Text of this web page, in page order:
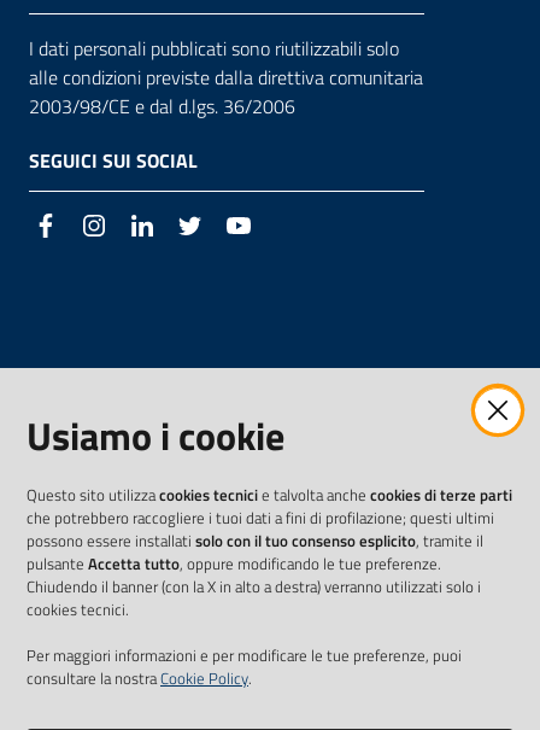
I dati personali pubblicati sono riutilizzabili solo
alle condizioni previste dalla direttiva comunitaria
2003/98/CE e dal d.lgs. 36/2006
SEGUICI SUI SOCIAL
FacebookInstagramLinkedIn Twitter
Usiamo i cookie
Questo sito utilizzacookies tecnicie talvolta anche cookies di terze parti
che potrebbero raccogliere i tuoi dati a fini di profilazione; questi ultimi
possono essere installati solo con il tuo consenso esplicito, tramite il
pulsante Accetta tutto, oppure modificando le tue preferenze.
Chiudendo il banner (con la X in alto a destra) verranno utilizzati solo i
cookies tecnici.
Per maggiori informazioni e per modificare le tue preferenze, puoi
consultare la nostraCookie Policy.